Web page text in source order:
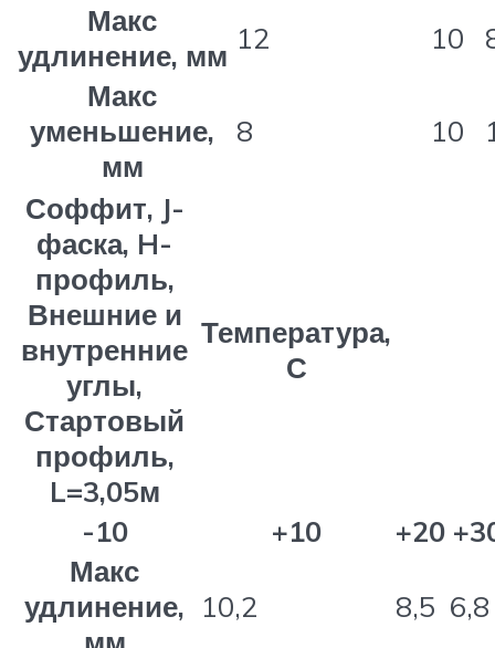
Макс
удлинение, мм 12 10
Макс
уменьшение,
мм
8 10
Соффит, J-
фаска, H-
профиль,
Внешние и
внутренние
углы,
Стартовый
профиль,
L=3,05м
Температура,
С
-10 +10 +20
Макс
удлинение, 10,2 8,5 6,8